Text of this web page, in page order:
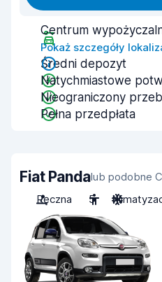
Centrum
Pokaż szczegóły
Średni depozyt
Natychmiastowe
Nieograniczony
Pełna przedpłata
Fiat Pandalub podobne
Ręczna
5